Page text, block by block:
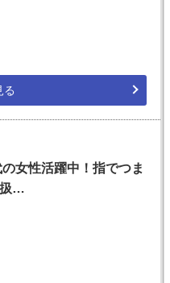
る
女性活躍中！指でつま
扱…